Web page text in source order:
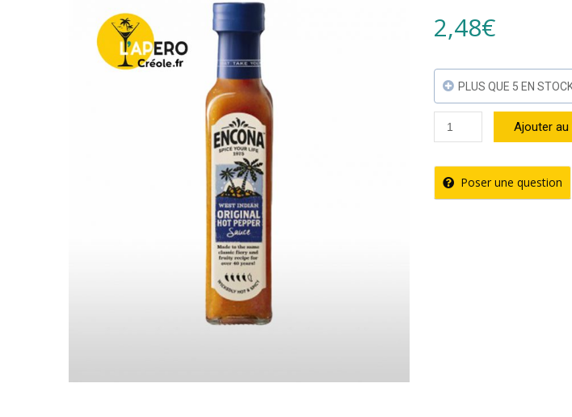
2,48€
PLUS QUE 5 EN
quantité
de
Sauce
Original
Ajouter au
Poser une question